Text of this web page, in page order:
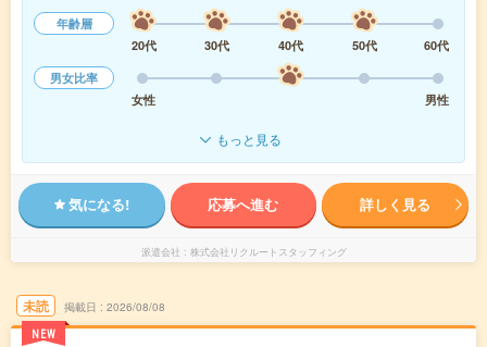
年齢層
20代
30代 40代 50代
60代
男女比率
女性
男性
もっと見る
気になる! 応募へ進む 詳しく見る
派遣会社 株式会社リクルートスタッフィング
未読
NEW
掲載日 2026/08/08